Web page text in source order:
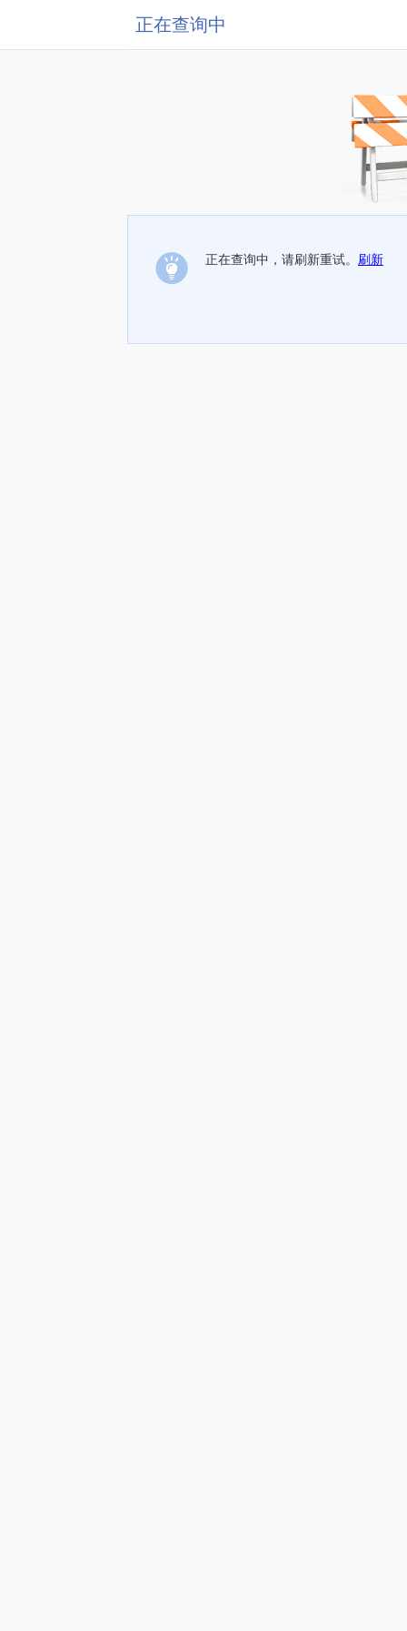
正在查询中
正在查询中，请刷新重试。 刷新